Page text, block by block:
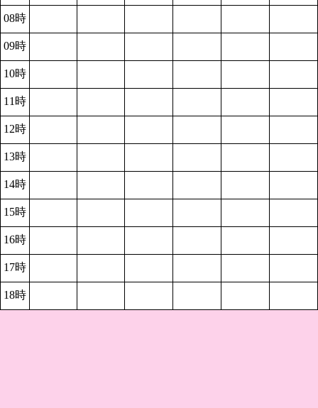
08時
09時
10時
11時
12時
13時
14時
15時
16時
17時
18時